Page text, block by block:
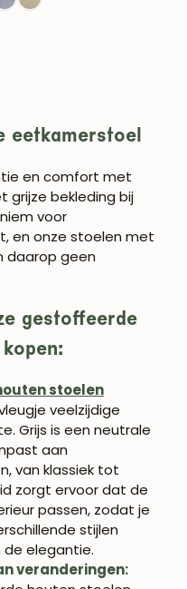
eetkamerstoel
en comfort met
grijze bekleding bij
voor
en onze stoelen met
daarop geen
gestoffeerde
stoelen
veelzijdige
Grijs is een neutrale
aan
van klassiek tot
zorgt ervoor dat de
passen, zodat je
stijlen
elegantie.
veranderingen: